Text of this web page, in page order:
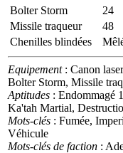
Bolter Storm
24
Missile traqueur
48
Chenilles blindées
Equipement: Canon
Bolter Storm, Missile
Aptitudes : Endommagé
Ka'tah Martial,
Mots-clés : Fumée,
Véhicule
Mots-clés de faction :